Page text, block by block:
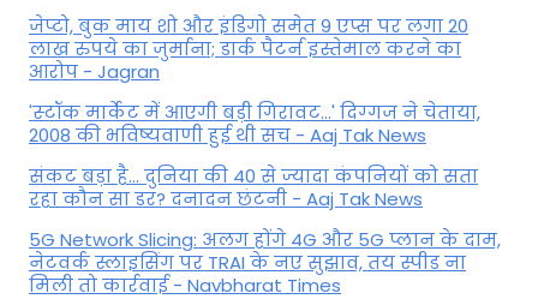
जेप्टो, बुक माय शो और इंडिगो समेत 9 एप्स पर लगा 20
लाख रुपये का जुर्माना; डार्क पैटर्न इस्तेमाल करने का
आरोप - Jagran
'स्‍टॉक मार्केट में आएगी बड़ी गिरावट...' दिग्‍गज ने चेताया,
2008 की भविष्यवाणी हुई थी सच - Aaj Tak News
संकट बड़ा है... दुनिया की 40 से ज्यादा कंपनियों को सता
रहा कौन सा डर? दनादन छंटनी - Aaj Tak News
5G Network Slicing: अलग होंगे 4G और 5G प्लान के दाम,
नेटवर्क स्लाइसिंग पर TRAI के नए सुझाव, तय स्पीड ना
मिली तो कार्रवाई - Navbharat Times